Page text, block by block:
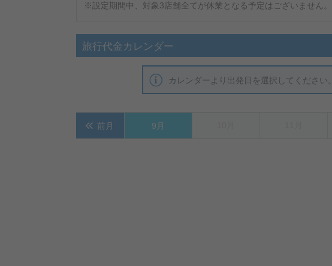
※設定期間中、対象3店舗全てが休業となる予定はございません。
旅行代金カレンダー
カレンダーより出発日を選択してください。
前月 9月